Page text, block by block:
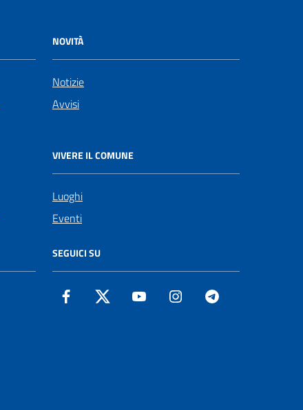
NOVITÀ
Notizie
Avvisi
VIVERE IL COMUNE
Luoghi
Eventi
SEGUICI SU
Facebook Twitter YouTube Instagram